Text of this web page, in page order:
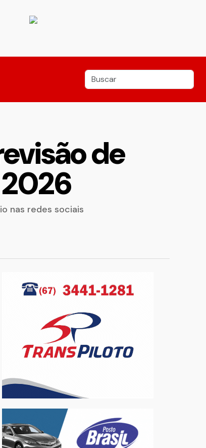
de
nas redes sociais